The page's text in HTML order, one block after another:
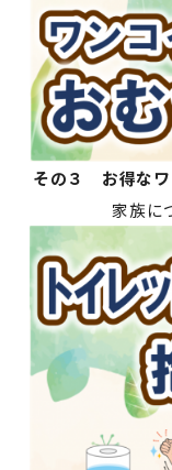
その３ お得なワ
家族に